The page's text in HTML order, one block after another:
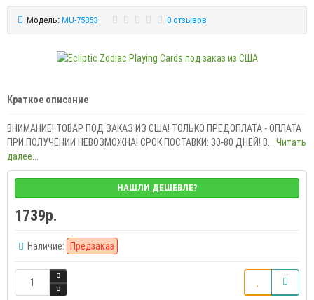
Модель: MU-75353 0 отзывов
Краткое описание
ВНИМАНИЕ! ТОВАР ПОД ЗАКАЗ ИЗ США! ТОЛЬКО ПРЕДОПЛАТА - ОПЛАТА
ПРИ ПОЛУЧЕНИИ НЕВОЗМОЖНА! СРОК ПОСТАВКИ: 30-80 ДНЕЙ! B... Читать
далее...
НАШЛИ ДЕШЕВЛЕ?
1739р.
Наличие: Предзаказ